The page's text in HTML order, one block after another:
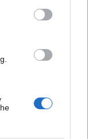
including but
may click to
party tags to